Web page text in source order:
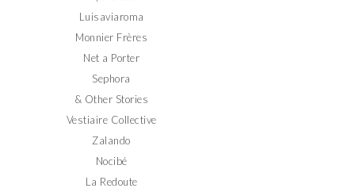
Luisaviaroma
Monnier Frères
Net a Porter
Sephora
& Other Stories
Vestiaire Collective
Zalando
Nocibé
La Redoute